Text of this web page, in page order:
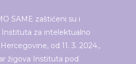
SAME zaštićeni su i
za intelektualno
od 11. 3. 2024.,
žigova Instituta pod